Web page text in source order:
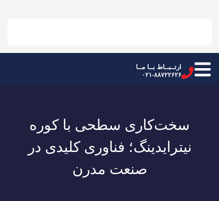
ارتــبــاط بــا مــا
۰۲۱-۸۸۷۲۲۶۲۶
سخت‌کاری سطحی با کوره
نیترایدینگ؛ فناوری کلیدی در
صنعت مدرن